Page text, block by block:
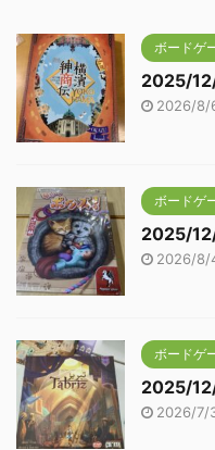
ボードゲ
2025/
2026/8/
ボードゲ
2025/
2026/8/
ボードゲ
2025/
2026/7/